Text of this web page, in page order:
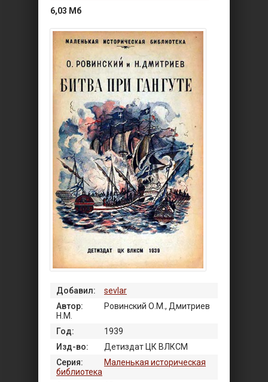
6,03 Мб
Добавил:
sevlar
Автор:
Ровинский О.М., Дмитриев
Н.М.
Год:
1939
Изд-во:
Детиздат ЦК ВЛКСМ
Серия:
Маленькая историческая
библиотека